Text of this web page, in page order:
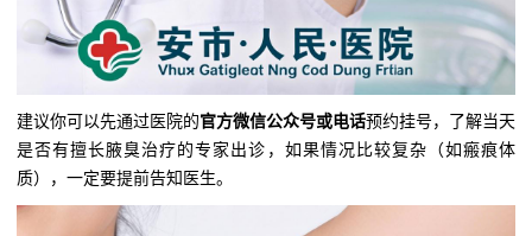
建议你可以先通过医院的官方微信公众号或电话预约挂号，了解当天
是否有擅长腋臭治疗的专家出诊，如果情况比较复杂（如瘢痕体
质），一定要提前告知医生。